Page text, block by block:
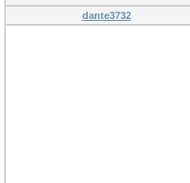
dante3732